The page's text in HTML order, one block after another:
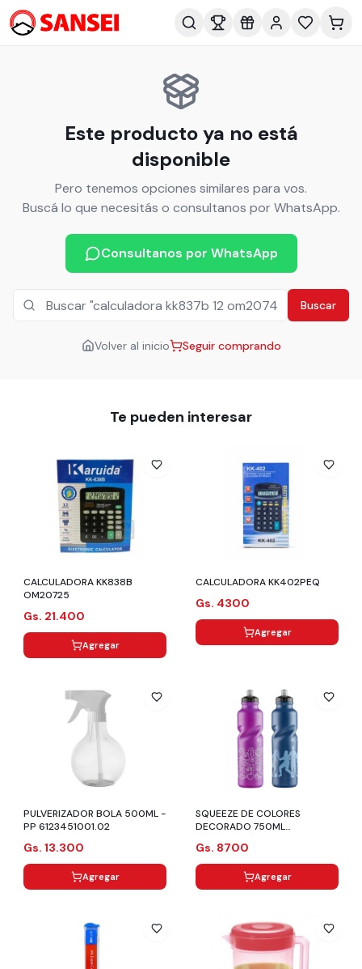
Este producto ya no está
disponible
Pero tenemos opciones similares para vos.
Buscá lo que necesitás o consultanos por WhatsApp.
Consultanos por WhatsApp
Buscar
Volver al inicio Seguir comprando
Te pueden interesar
CALCULADORA KK838B
OM20725
Gs. 21.400
Agregar
CALCULADORA KK402PEQ
Gs. 4300
Agregar
PULVERIZADOR BOLA 500ML -
PP 6123451001.02
Gs. 13.300
Agregar
SQUEEZE DE COLORES
DECORADO 750ML
Gs. 8700
Agregar